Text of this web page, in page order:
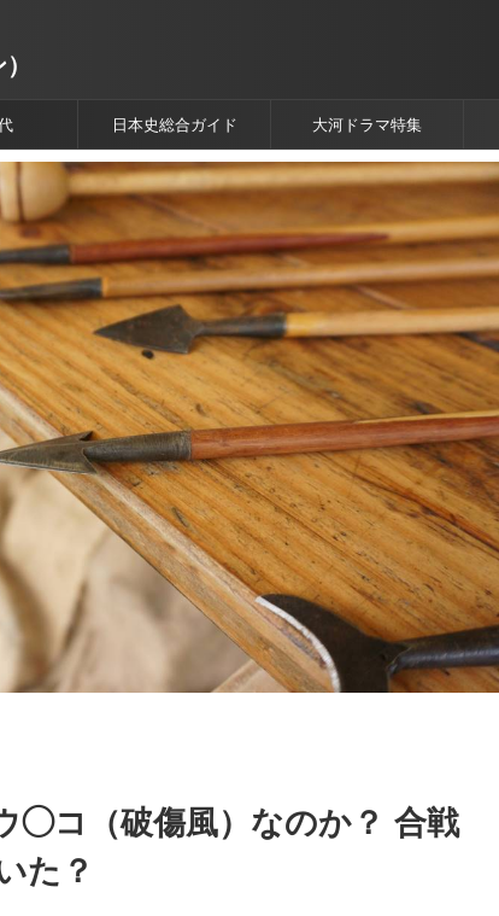
日本史総合ガイド 大河ドラマ特集
◯コ（破傷風）なのか？ 合戦
た？